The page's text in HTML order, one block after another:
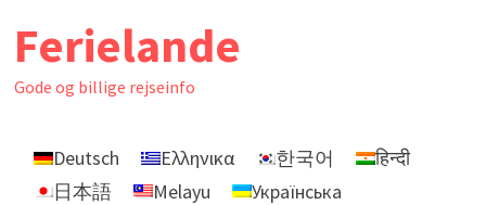
Ferielande
Gode ​​og billige rejseinfo
Deutsch Ελληνικα 한국어
हिन्दी
日本語
Melayu
Українська